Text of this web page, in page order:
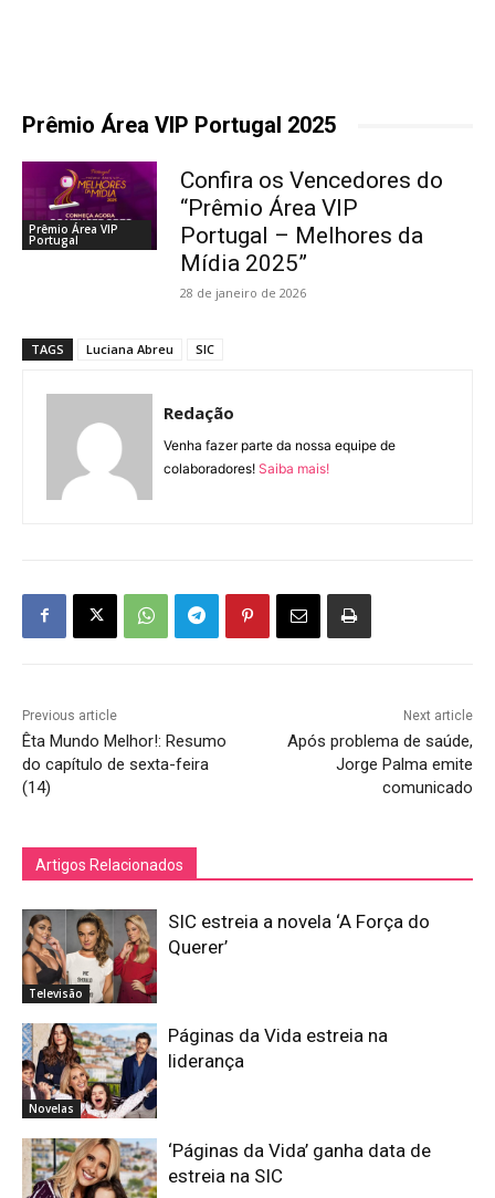
Prêmio Área VIP Portugal 2025
Prêmio Área VIP
Portugal
Confira os Vencedores do
“Prêmio Área VIP
Portugal – Melhores da
Mídia 2025”
28 de janeiro de 2026
TAGS Luciana Abreu SIC
Redação
Venha fazer parte da nossa equipe de
colaboradores! Saiba mais!
Previous article
Êta Mundo Melhor!: Resumo
do capítulo de sexta-feira
(14)
Next article
Após problema de saúde,
Jorge Palma emite
comunicado
Artigos Relacionados
Televisão
SIC estreia a novela ‘A Força do
Querer’
Novelas
Páginas da Vida estreia na
liderança
‘Páginas da Vida’ ganha data de
estreia na SIC